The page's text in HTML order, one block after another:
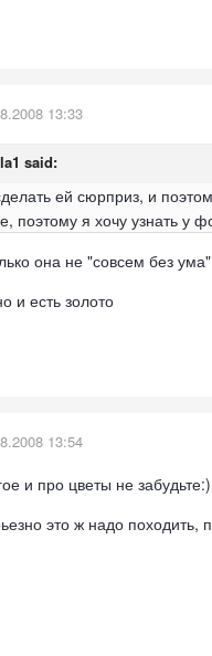
13:33
said:
ей сюрприз, и
поэтому я хочу узнать у
она не "совсем без
и есть золото
13:54
и про цветы не забудьте:)
это ж надо походить,